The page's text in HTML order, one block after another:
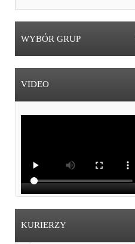
WYBÓR GRUP
VIDEO
KURIERZY